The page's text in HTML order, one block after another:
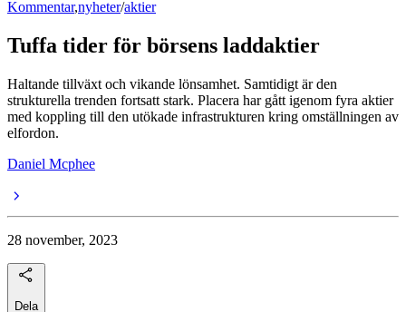
Kommentar,nyheter/aktier
Tuffa tider för börsens laddaktier
Haltande tillväxt och vikande lönsamhet. Samtidigt är den
strukturella trenden fortsatt stark. Placera har gått igenom fyra aktier
med koppling till den utökade infrastrukturen kring omställningen av
elfordon.
Daniel Mcphee
28 november, 2023
Dela